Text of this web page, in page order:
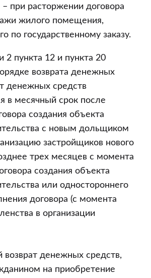
при расторжении договора
жилого помещения,
по государственному заказу.
2 пункта 12 и пункта 20
возврата денежных
денежных средств
в месячный срок после
создания объекта
с новым дольщиком
застройщиков нового
трех месяцев с момента
создания объекта
или одностороннего
договора (с момента
в организации
возврат денежных средств,
на приобретение